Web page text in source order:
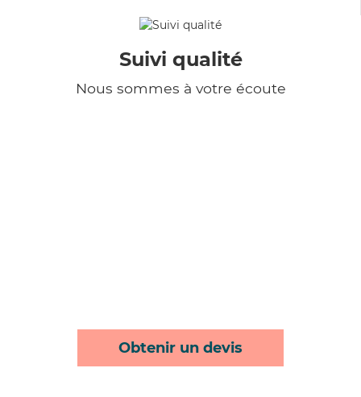
Suivi qualité
Nous sommes à votre écoute
Obtenir un devis